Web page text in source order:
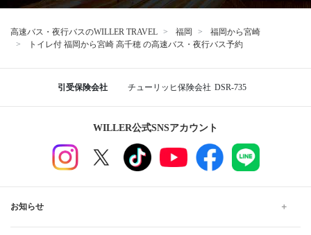
高速バス・夜行バスのWILLER TRAVEL 福岡
福岡から宮崎
トイレ付 福岡から宮崎 高千穂 の高速バス・夜行バス予約
引受保険会社 チューリッヒ保険会社 DSR-735
WILLER公式SNSアカウント
お知らせ